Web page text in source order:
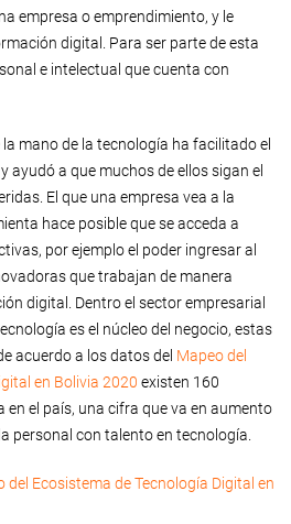
empresa o emprendimiento, y le
digital. Para ser parte de esta
e intelectual que cuenta con
mano de la tecnología ha facilitado el
ayudó a que muchos de ellos sigan el
El que una empresa vea a la
hace posible que se acceda a
por ejemplo el poder ingresar al
que trabajan de manera
digital. Dentro el sector empresarial
es el núcleo del negocio, estas
acuerdo a los datos del Mapeo del
en Bolivia 2020 existen 160
el país, una cifra que va en aumento
personal con talento en tecnología.
del Ecosistema de Tecnología Digital en